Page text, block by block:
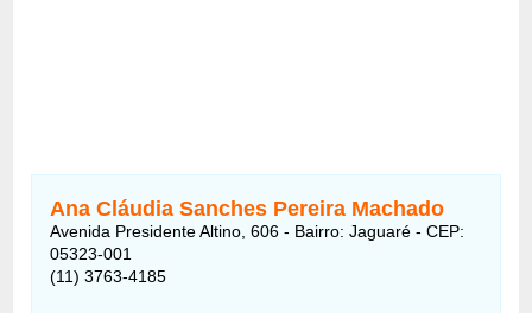
Ana Cláudia Sanches Pereira Machado
Avenida Presidente Altino, 606 - Bairro: Jaguaré - CEP:
05323-001
(11) 3763-4185